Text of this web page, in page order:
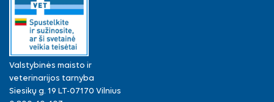
Valstybinės maisto ir
veterinarijos tarnyba
Siesikų g. 19 LT-07170 Vilnius